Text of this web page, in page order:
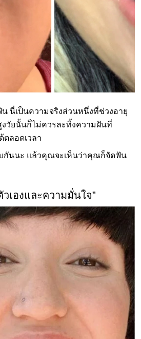
นี่เป็นความจริงส่วนหนึ่งที่ช่วงอายุ
วัยนั้นก็ไม่ควรละทิ้งความฝันที่
ลอดเวลา
กันนะ แล้วคุณจะเห็นว่าคุณก็จัดฟัน
เองและความมั่นใจ”